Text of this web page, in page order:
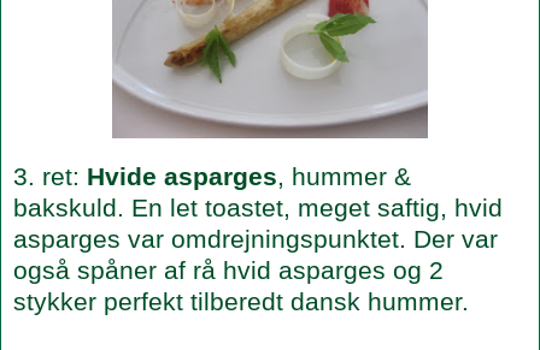
3. ret: Hvide asparges, hummer &
bakskuld. En let toastet, meget saftig, hvid
asparges var omdrejningspunktet. Der var
også spåner af rå hvid asparges og 2
stykker perfekt tilberedt dansk hummer.